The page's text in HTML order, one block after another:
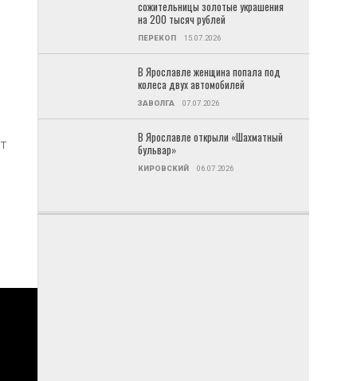
сожительницы золотые украшения
на 200 тысяч рублей
ПЕРЕКОП 15.07.2026
В Ярославле женщина попала под
колеса двух автомобилей
ЗАВОЛГА 07.07.2026
В Ярославле открыли «Шахматный
бульвар»
КИРОВСКИЙ 06.07.2026